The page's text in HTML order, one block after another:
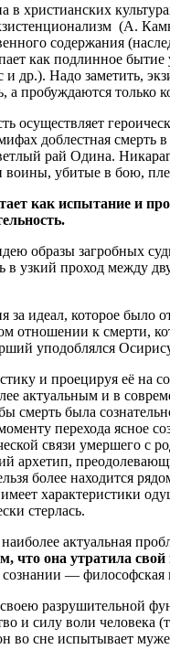
в христианских
(А.
содержания
как подлинное
и др.). Надо заметить,
пробуждаются только
осуществляет
доблестная смерть
рай Одина.
воины, убитые в бою,
как испытание и
образы загробных
в узкий проход между
за идеал, которое было
отношении к смерти,
уподоблялся Осирису.
и проецируя её
актуальным и в
смерть была
перехода ясное
связи умершего
архетип,
более находится
характеристики
стерлась.
актуальная
что она утратила
— философская
разрушительной
силу воли человека
во сне испытывает